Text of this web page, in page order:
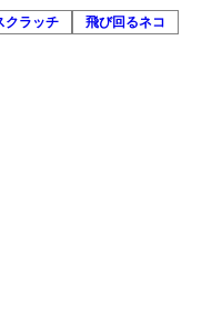
クラッチ 飛び回るネコ